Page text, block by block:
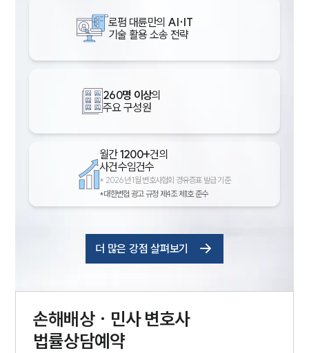
로펌 대륜만의 AI·IT
기술 활용 소송 전략
260명 이상의
주요 구성원
월간1200+건의
사건수임건수
* 2026년 1월 변호사협회 경유증표 발급 기준
*대한변협 광고 규정 제4조 제1호 준수
더 많은 강점 살펴보기
손해배상 · 민사변호사
법률상담예약